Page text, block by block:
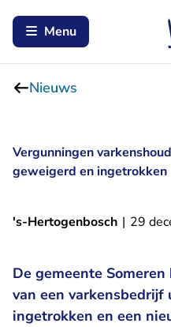
Menu
Nieuws
Vergunningen
geweigerd en ingetrokken
's-Hertogenbosch | 29
De gemeente
van een
ingetrokken en een